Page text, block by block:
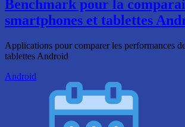
Benchmark pour la
smartphones et tablettes
Applications pour comparer les performances
tablettes Android
Android